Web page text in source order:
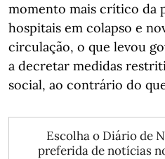
momento mais crítico da
hospitais em colapso e
circulação, o que levou
a decretar medidas
social, ao contrário do
Escolha o Diário de
preferida de notícias